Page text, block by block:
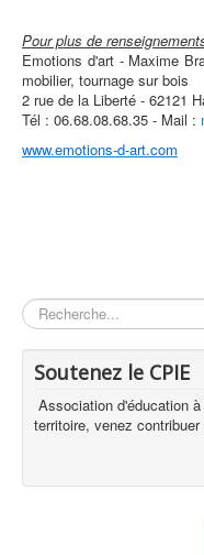
Pour plus de
Emotions d'art - Maxime
mobilier, tournage sur bois
2 rue de la Liberté - 62121
Tél : 06.68.08.68.35 - Mail :
www.emotions-d-art.com
Rechercher
Soutenez le CPIE
Association d'éducation
territoire, venez